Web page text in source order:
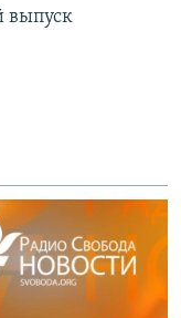
выпуск